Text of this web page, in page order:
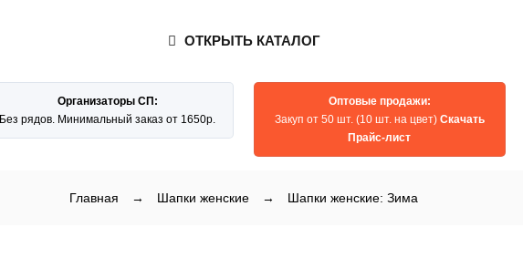
ОТКРЫТЬ КАТАЛОГ
Организаторы СП:
Без рядов. Минимальный заказ от 1650р.
Оптовые продажи:
Закуп от 50 шт. (10 шт. на цвет) Скачать
Прайс-лист
Главная → Шапки женские → Шапки женские: Зима